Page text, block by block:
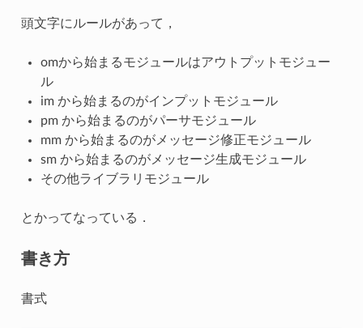
頭文字にルールがあって，
omから始まるモジュールはアウトプットモジュー
ル
im から始まるのがインプットモジュール
pm から始まるのがパーサモジュール
mm から始まるのがメッセージ修正モジュール
sm から始まるのがメッセージ生成モジュール
その他ライブラリモジュール
とかってなっている．
書き方
書式